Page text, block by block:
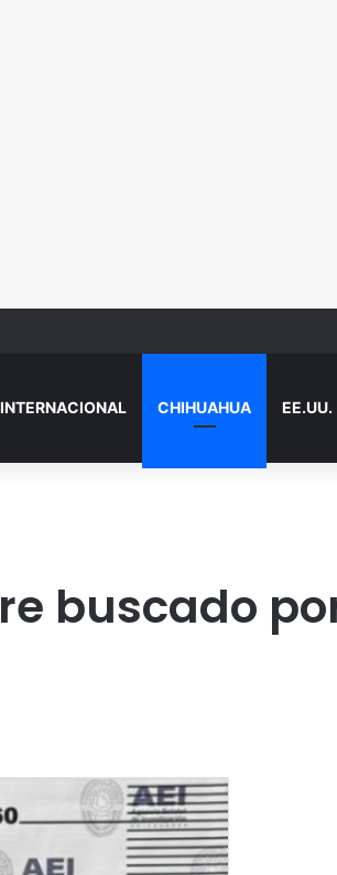
se burló; la exhibieron asustada
INTERNACIONAL CHIHUAHUA EE.UU.
buscado